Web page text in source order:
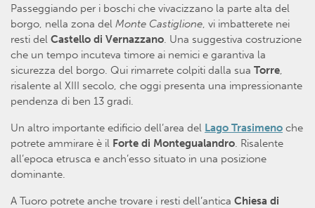
Passeggiando per i boschi che vivacizzano la parte alta del
borgo, nella zona del Monte Castiglione, vi imbatterete nei
resti del Castello di Vernazzano. Una suggestiva costruzione
che un tempo incuteva timore ai nemici e garantiva la
sicurezza del borgo. Qui rimarrete colpiti dalla sua Torre,
risalente al XIII secolo, che oggi presenta una impressionante
pendenza di ben 13 gradi.
Un altro importante edificio dell’area del Lago Trasimeno che
potrete ammirare è il Forte di Montegualandro. Risalente
all’epoca etrusca e anch’esso situato in una posizione
dominante.
A Tuoro potrete anche trovare i resti dell’antica Chiesa di